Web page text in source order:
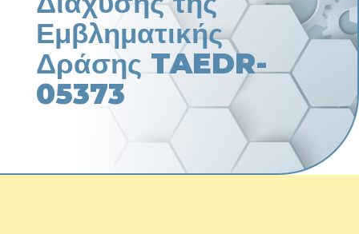
Εμβληματικής
Δράσης TAEDR-
05373